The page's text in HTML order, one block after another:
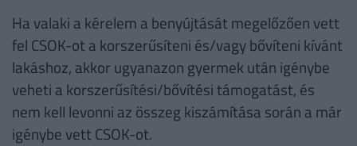
Ha valaki a kérelem a benyújtását megelőzően vett
fel CSOK-ot a korszerűsíteni és/vagy bővíteni kívánt
lakáshoz, akkor ugyanazon gyermek után igénybe
veheti a korszerűsítési/bővítési támogatást, és
nem kell levonni az összeg kiszámítása során a már
igénybe vett CSOK-ot.